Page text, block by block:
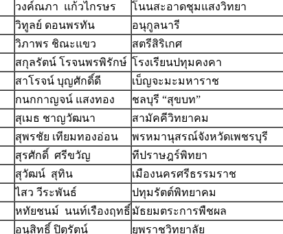
วงค์ณภา แก้วไกรษร โนนสะอาดชุมแสงวิทยา
วิทูลย์ ดอนพรทัน อนุกูลนารี
วิภาพร ชิณะแขว สตรีสิริเกศ
สกุลรัตน์ โรจนพรพิรักษ์ โรงเรียนปทุมคงคา
สาโรจน์ บุญศักดิ์ดี เบ็ญจะมะมหาราช
กนกกาญจน์ แสงทอง ชลบุรี “สุขบท”
สุเมธ ชาญวัฒนา สามัคคีวิทยาคม
สุพรชัย เทียมทองอ่อน พรหมานุสรณ์จังหวัดเพชรบุรี
สุรศักดิ์ ศรีขวัญ ทีปราษฎร์พิทยา
สุวัฒน์ สุทิน เมืองนครศรีธรรมราช
ไสว วีระพันธ์ ปทุมรัตต์พิทยาคม
หทัยชนม์ นนท์เรืองฤทธิ์ มัธยมตระการพืชผล
อนุสิทธิ์ ปิตุรัตน์ ยุพราชวิทยาลัย